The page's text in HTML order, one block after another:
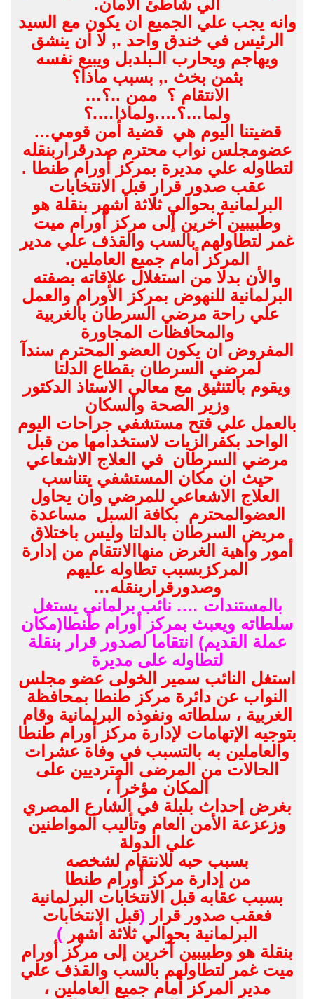
وانه يجب علي الجميع ان يكون مع السيد
الرئيس في خندق واحد ., لا أن ينشق
ويهاجم ويحارب الـبلدبل ويبيع نفسه
بثمن بخث ., بسبب ماذا؟
الانتقام ؟ ممن ..؟…
ولما…؟….ولماذا….؟
قضيتنا اليوم هي قضية أمن قومي…
عضومجلس نواب محترم صدرقراربنقله
لتطاوله علي مديرة بمركز أورام طنطا .
عقب صدور قرار قبل الانتخابات
البرلمانية بحوالي ثلاثة أشهر بنقلة هو
وطبيبين آخرين إلى مركز أورام ميت
غمر لتطاولهم بالسب والقذف علي مدير
المركز أمام جميع العاملين.
والأن بدلا من استغلال علاقاته بصفته
البرلمانية للنهوض بمركز الأورام والعمل
علي راحة مرضي السرطان بالغربية
والمحافظات المجاورة
المفروض ان يكون العضو المحترم سندآ
لمرضي السرطان بقطاع الدلتا
ويقوم بالتنثيق مع معالي الاستاذ الدكتور
وزير الصحة والسكان
بالعمل علي فتح مستشفي جراحات اليوم
الواحد بكفرالزيات لاستخدامها من قبل
مرضي السرطان في العلاج الاشعاعي
حيث ان مكان المستشفي يتناسب
العلاج الاشعاعي للمرضي وان يحاول
العضوالمحترم بكافة السبل مساعدة
مريض السرطان بالدلتا وليس باختلاق
أمور واهية الغرض منهاالانتقام من إدارة
المركزبسبب تطاوله عليهم
وصدورقراربنقله…
بالمستندات …. نائب برلماني يستغل
سلطاته ويعبث بمركز أورام طنطا(مكان
عملة القديم) انتقاما لصدور قرار بنقلة
لتطاوله على مديرة
استغل النائب سمير الخولى عضو مجلس
النواب عن دائرة مركز طنطا بمحافظة
الغربية ، سلطاته ونفوذه البرلمانية وقام
بتوجيه الإتهامات لإدارة مركز أورام طنطا
والعاملين به بالتسبب في وفاة عشرات
الحالات من المرضى المترديين على
المكان مؤخراً ،
بغرض إحداث بلبلة في الشارع المصري
وزعزعة الأمن العام وتأليب المواطنين
علي الدولة
بسبب حبه للانتقام لشخصه
من إدارة مركز أورام طنطا
بسبب عقابه قبل الانتخابات البرلمانية
فعقب صدور قرار (قبل الانتخابات
البرلمانية بحوالي ثلاثة أشهر )
بنقلة هو وطبيبين آخرين إلى مركز أورام
ميت غمر لتطاولهم بالسب والقذف علي
مدير المركز أمام جميع العاملين ،